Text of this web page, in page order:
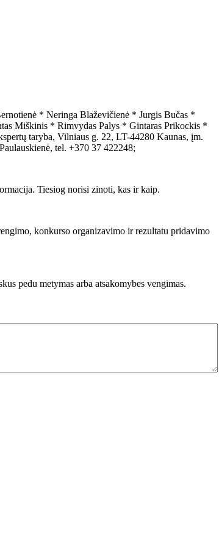
* Neringa Blaževičienė * Jurgis Bučas *
Miškinis * Rimvydas Palys * Gintaras Prikockis *
taryba, Vilniaus g. 22, LT-44280 Kaunas, įm.
tel. +370 37 422248;
Tiesiog norisi zinoti, kas ir kaip.
konkurso organizavimo ir rezultatu pridavimo
pedu metymas arba atsakomybes vengimas.